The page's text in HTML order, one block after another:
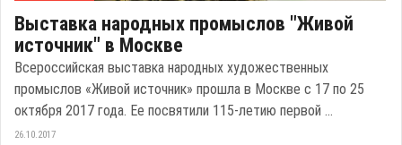
Выставка народных промыслов "Живой
источник" в Москве
Всероссийская выставка народных художественных
промыслов «Живой источник» прошла в Москве с 17 по 25
октября 2017 года. Ее посвятили 115-летию первой ...
26.10.2017